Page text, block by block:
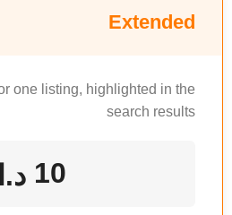
Extended
one listing, highlighted in the
search results
10 د.ا